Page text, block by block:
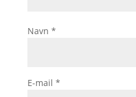
Navn *
E-mail *